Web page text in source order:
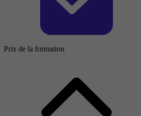
Prix de la formation